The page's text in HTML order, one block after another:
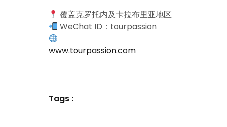
覆盖克罗托内及卡拉布里亚地区
WeChat ID：tourpassion
www.tourpassion.com
Tags :